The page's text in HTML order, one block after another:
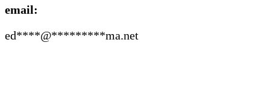
email:
ed****@*********ma.net